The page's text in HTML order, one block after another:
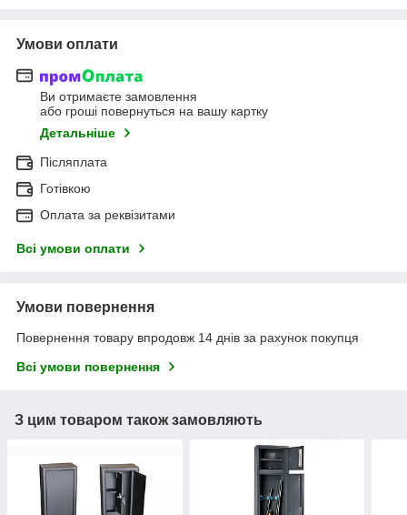
Умови оплати
Ви отримаєте замовлення
або гроші повернуться на вашу картку
Детальніше
Післяплата
Готівкою
Оплата за реквізитами
Всі умови оплати
Умови повернення
Повернення товару впродовж 14 днів за рахунок покупця
Всі умови повернення
З цим товаром також замовляють